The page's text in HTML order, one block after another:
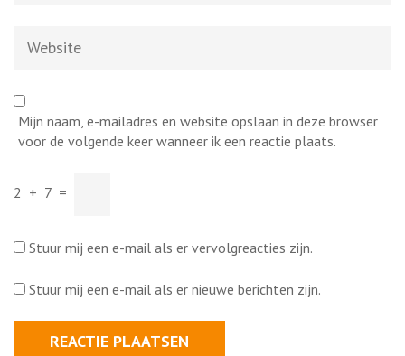
Mijn naam, e-mailadres en website opslaan in deze browser
voor de volgende keer wanneer ik een reactie plaats.
2 + 7 =
Stuur mij een e-mail als er vervolgreacties zijn.
Stuur mij een e-mail als er nieuwe berichten zijn.